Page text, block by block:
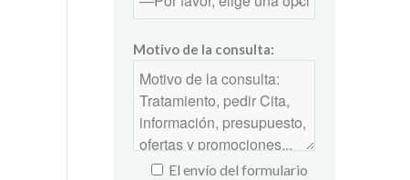
Motivo de la consulta:
El envío del formulario